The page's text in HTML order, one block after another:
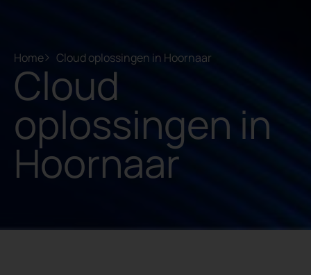
Home Cloud oplossingen in Hoornaar
Cloud
oplossingen in
Hoornaar